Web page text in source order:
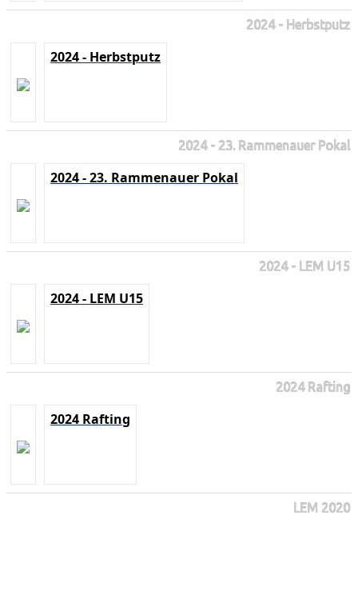
2024 - Herbstputz
2024 - Herbstputz
2024 - 23. Rammenauer Pokal
2024 - 23. Rammenauer Pokal
2024 - LEM U15
2024 - LEM U15
2024 Rafting
2024 Rafting
LEM 2020